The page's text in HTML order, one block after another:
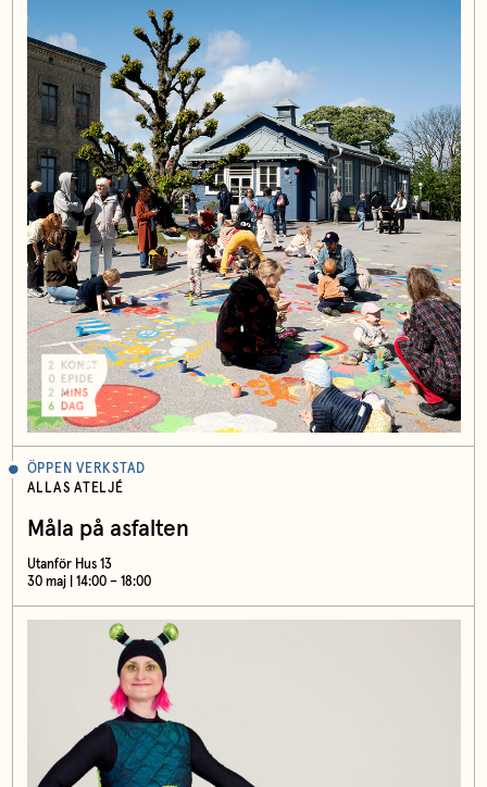
ÖPPEN VERKSTAD
ALLAS ATELJÉ
Måla på asfalten
Utanför Hus 13
30 maj | 14:00 – 18:00